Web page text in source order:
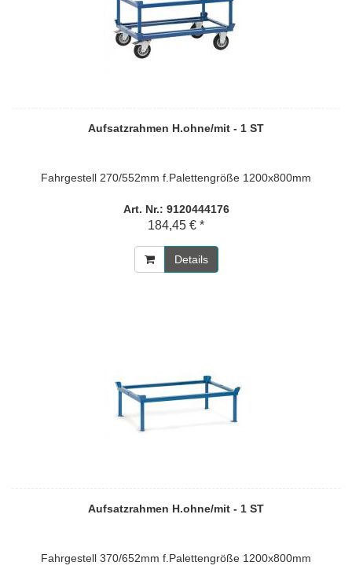
Aufsatzrahmen H.ohne/mit - 1 ST
Fahrgestell 270/552mm f.Palettengröße 1200x800mm
Art. Nr.: 9120444176
184,45 € *
Details
Aufsatzrahmen H.ohne/mit - 1 ST
Fahrgestell 370/652mm f.Palettengröße 1200x800mm